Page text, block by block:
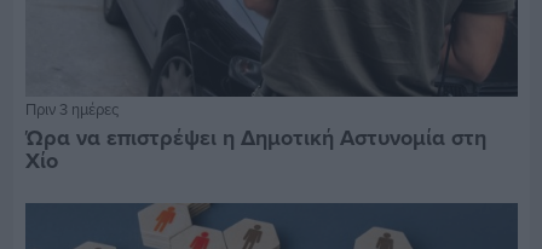
Πριν 3 ημέρες
Ώρα να επιστρέψει η Δημοτική Αστυνομία στη
Χίο